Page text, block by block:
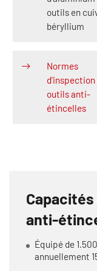
outils en
béryllium
Normes
d'inspection
outils anti-
étincelles
anti-
Équipé de
annuellement